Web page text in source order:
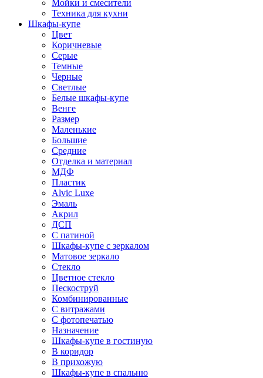
Мойки и смесители
Техника для кухни
Шкафы-купе
Цвет
Коричневые
Серые
Темные
Черные
Светлые
Белые шкафы-купе
Венге
Размер
Маленькие
Большие
Средние
Отделка и материал
МДФ
Пластик
Alvic Luxe
Эмаль
Акрил
ДСП
С патиной
Шкафы-купе с зеркалом
Матовое зеркало
Стекло
Цветное стекло
Пескоструй
Комбинированные
С витражами
С фотопечатью
Назначение
Шкафы-купе в гостиную
В коридор
В прихожую
Шкафы-купе в спальню